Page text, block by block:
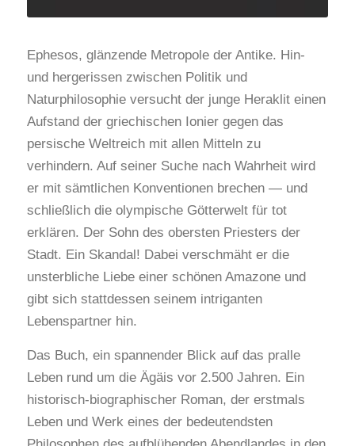
Ephesos, glänzende Metropole der Antike. Hin-
und hergerissen zwischen Politik und
Naturphilosophie versucht der junge Heraklit einen
Aufstand der griechischen Ionier gegen das
persische Weltreich mit allen Mitteln zu
verhindern. Auf seiner Suche nach Wahrheit wird
er mit sämtlichen Konventionen brechen — und
schließlich die olympische Götterwelt für tot
erklären. Der Sohn des obersten Priesters der
Stadt. Ein Skandal! Dabei verschmäht er die
unsterbliche Liebe einer schönen Amazone und
gibt sich stattdessen seinem intriganten
Lebenspartner hin.
Das Buch, ein spannender Blick auf das pralle
Leben rund um die Ägäis vor 2.500 Jahren. Ein
historisch-biographischer Roman, der erstmals
Leben und Werk eines der bedeutendsten